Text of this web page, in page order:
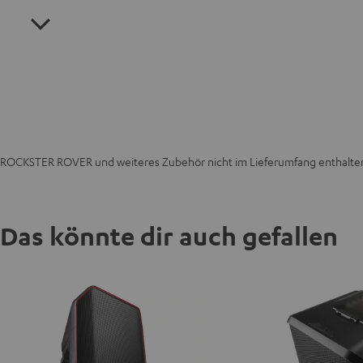
ROCKSTER ROVER und weiteres Zubehör nicht im Lieferumfang
Das könnte dir auch gefallen